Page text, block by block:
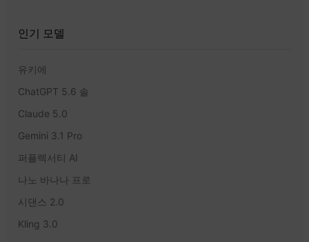
인기 모델
유키에
ChatGPT 5.6 솔
Claude 5.0
Gemini 3.1 Pro
퍼플렉서티 AI
나노 바나나 프로
시댄스 2.0
Kling 3.0